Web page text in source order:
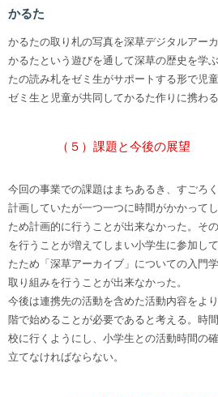
かるた
かるたの取り札の写真を深草デジタルアー
かるたという遊びを通して深草の歴史を学
たの読み札をゼミ生がサポートする形で児
ゼミ生と児童が共同してかるた作りに携わる
（５）課題と今後の展望
今回の事業での課題はまちあるき、すごろ
計画していたが一つ一つに時間がかかって
ため計画的に行うことが出来なかった。そ
を行うことが増えてしまい小学生に参加し
たため「深草アーカイブ」についての入門
取り組みを行うことが出来なかった。
今後は連携先の活動を含めた活動内容をよ
階で始めることが必要であると考える。時
校に行くようにし、小学生との活動時間の
立てなければならない。